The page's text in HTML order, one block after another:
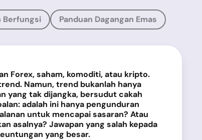
Berfungsi Panduan Dagangan Emas
Forex, saham, komoditi, atau kripto.
Namun, trend bukanlah hanya
yang tak dijangka, bersudut cakah
adalah ini hanya pengunduran
untuk mencapai sasaran? Atau
asalnya? Jawapan yang salah kepada
yang besar.